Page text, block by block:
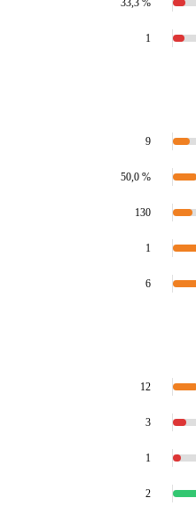
33,3 %
1
9
50,0 %
130
1
6
12
3
1
2